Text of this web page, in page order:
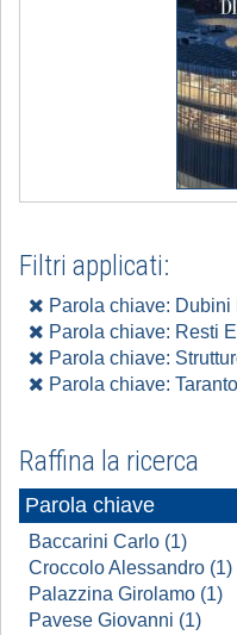
Filtri applicati:
Parola chiave: Dubini
Parola chiave: Resti
Parola chiave:
Parola chiave:
Raffina la ricerca
Parola chiave
Baccarini Carlo (1)
Croccolo Alessandro (1)
Palazzina Girolamo (1)
Pavese Giovanni (1)